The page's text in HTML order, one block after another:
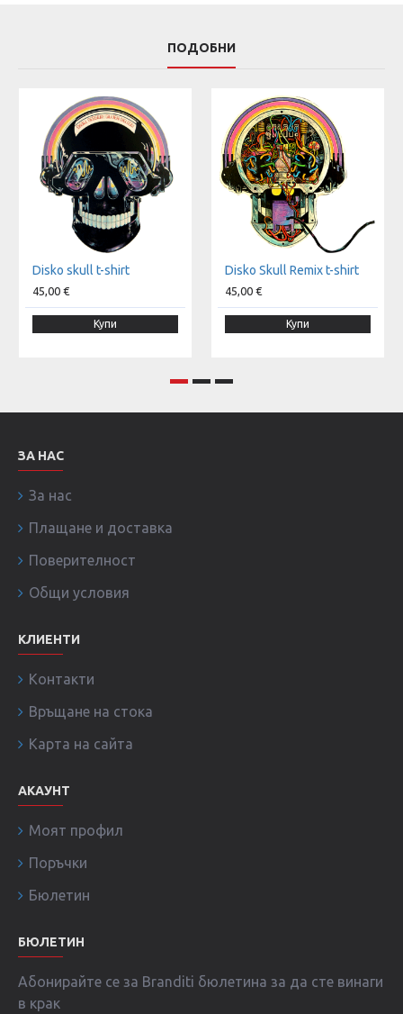
ПОДОБНИ
Disko skull t-shirt
45,00 €
Купи
Disko Skull Remix t-shirt
45,00 €
Купи
ЗА НАС
За нас
Плащане и доставка
Поверителност
Общи условия
КЛИЕНТИ
Контакти
Връщане на стока
Карта на сайта
АКАУНТ
Моят профил
Поръчки
Бюлетин
БЮЛЕТИН
Абонирайте се за Branditi бюлетина за да сте винаги
в крак